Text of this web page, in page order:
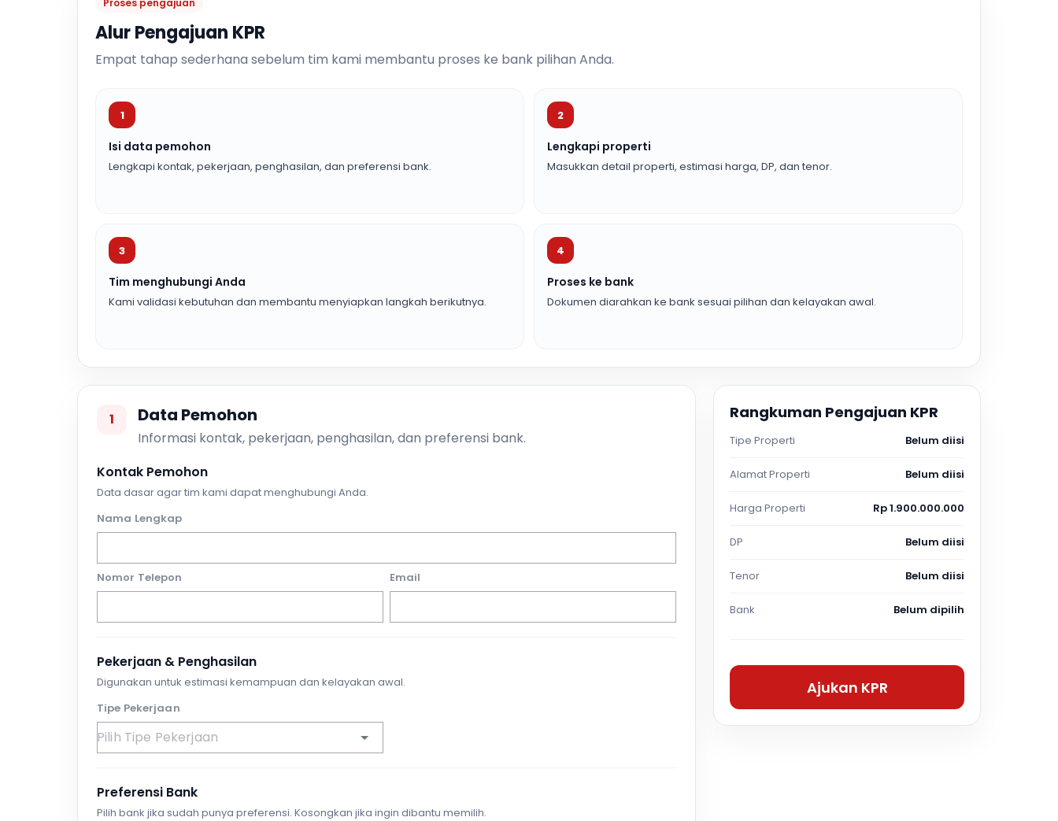
Proses pengajuan
Alur Pengajuan KPR
Empat tahap sederhana sebelum tim kami membantu proses ke bank pilihan Anda.
1
Isi data pemohon
Lengkapi kontak, pekerjaan, penghasilan, dan preferensi bank.
2
Lengkapi properti
Masukkan detail properti, estimasi harga, DP, dan tenor.
3
Tim menghubungi Anda
Kami validasi kebutuhan dan membantu menyiapkan langkah berikutnya.
4
Proses ke bank
Dokumen diarahkan ke bank sesuai pilihan dan kelayakan awal.
1 Data Pemohon
Informasi kontak, pekerjaan, penghasilan, dan preferensi bank.
Kontak Pemohon
Data dasar agar tim kami dapat menghubungi Anda.
Nama Lengkap
Nomor Telepon Email
Pekerjaan & Penghasilan
Digunakan untuk estimasi kemampuan dan kelayakan awal.
Tipe Pekerjaan
Preferensi Bank
Pilih bank jika sudah punya preferensi. Kosongkan jika ingin dibantu memilih.
Rangkuman Pengajuan KPR
Tipe Properti Belum diisi
Alamat Properti Belum diisi
Harga Properti Rp 1.900.000.000
DP Belum diisi
Tenor Belum diisi
Bank Belum dipilih
Ajukan KPR